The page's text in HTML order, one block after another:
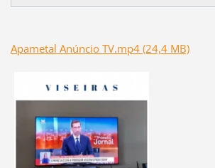
Apametal Anúncio TV.mp4 (24,4 MB)